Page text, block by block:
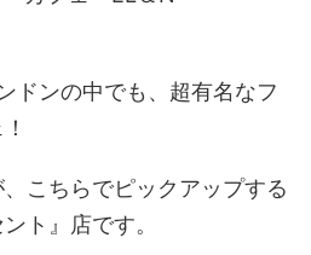
ドンの中でも、超有名なフ
こちらでピックアップする
ント』店です。